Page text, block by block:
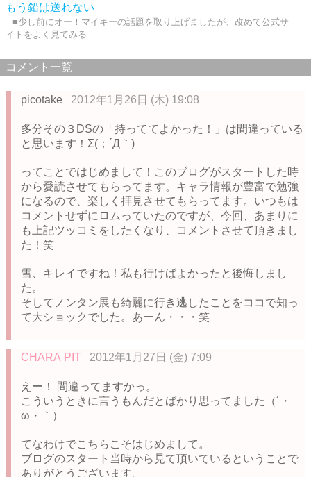
もう鉛は送れない
■少し前にオー！マイキーの話題を取り上げましたが、改めて公式サ
イトをよく見てみる ...
コメント一覧
picotake 2012年1月26日 (木) 19:08
多分その３DSの「持っててよかった！」は間違っている
と思います！Σ(；´Д｀)
ってことではじめまして！このブログがスタートした時
から愛読させてもらってます。キャラ情報が豊富で勉強
になるので、楽しく拝見させてもらってます。いつもは
コメントせずにロムっていたのですが、今回、あまりに
も上記ツッコミをしたくなり、コメントさせて頂きまし
た！笑
雪、キレイですね！私も行けばよかったと後悔しまし
た。
そしてノンタン展も綺麗に行き逃したことをココで知っ
て大ショックでした。あーん・・・笑
CHARA PIT 2012年1月27日 (金) 7:09
えー！ 間違ってますかっ。
こういうときに言うもんだとばかり思ってました（´・
ω・｀）
てなわけでこちらこそはじめまして。
ブログのスタート当時から見て頂いているということで
ありがとうございます。